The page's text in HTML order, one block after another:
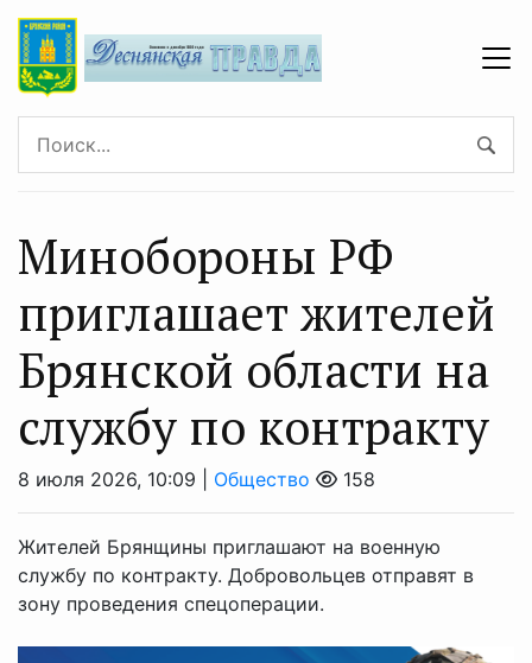
Минобoроны PФ
приглaшaет житeлeй
Брянской области на
службу по контракту
8 июля 2026, 10:09 | Общество 158
Жителей Брянщины приглашают на военную
службу по контракту. Добровольцев отправят в
зону проведения спецоперации.